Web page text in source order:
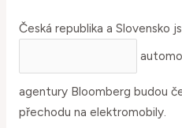
Česká republika a Slovensko
agentury Bloomberg budou
přechodu na elektromobily.